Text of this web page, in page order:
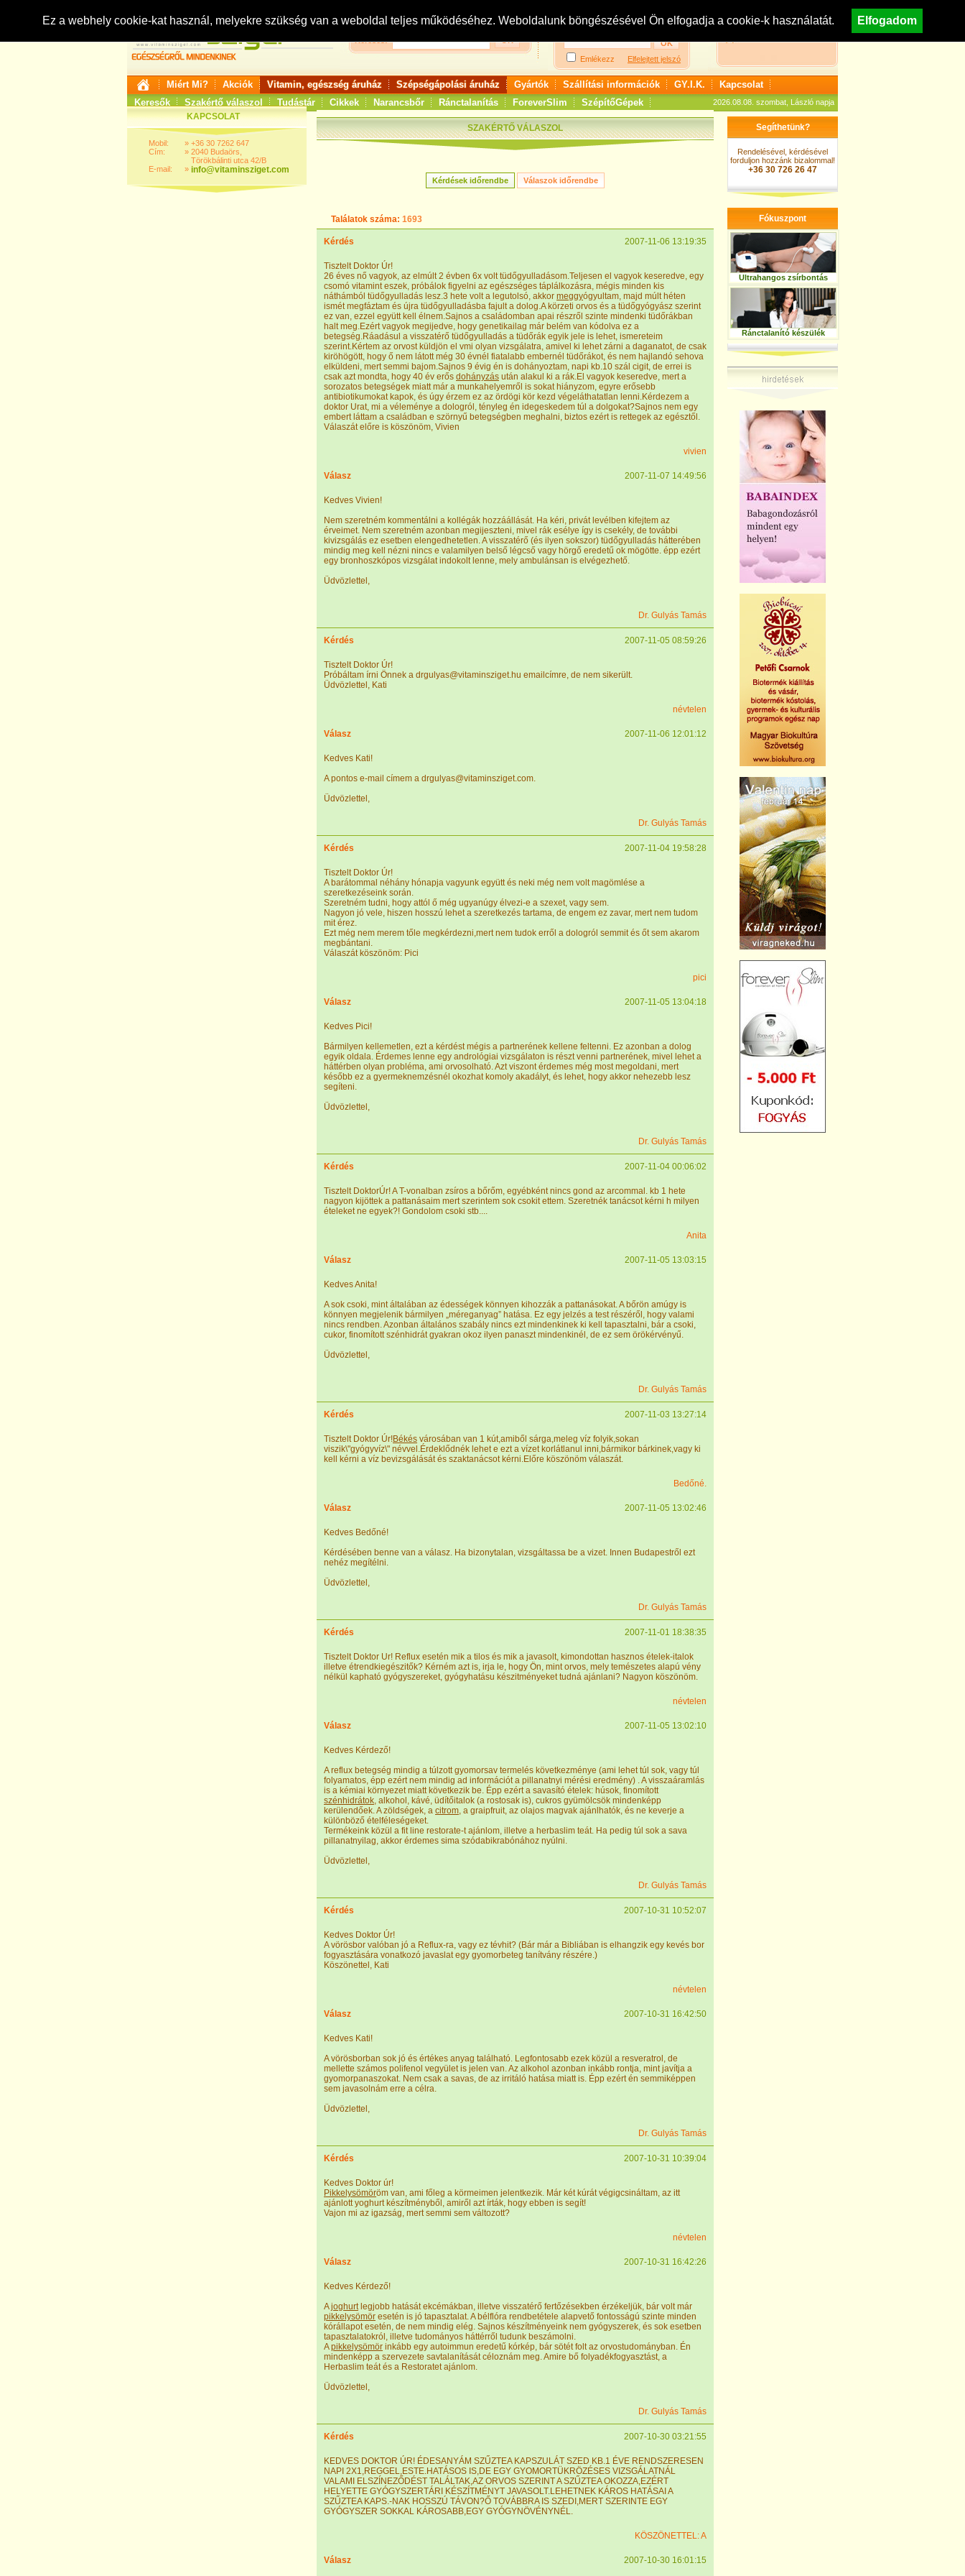
Ez a webhely cookie-kat használ, melyekre szükség van a weboldal teljes működéséhez. Weboldalunk böngészésével Ön elfogadja a cookie-k használatát. Elfogadom
Keresés:
Bejelentkezés: Regisztráció
Emlékezz Elfelejtett jelszó
Nézzen körül áruházunkban!
Miért Mi? Akciók Vitamin, egészség áruház Szépségápolási áruház Gyártók Szállítási információk GY.I.K.
Kapcsolat
Keresők
Szakértő válaszol Tudástár Cikkek Narancsbőr Ránctalanítás ForeverSlim SzépítőGépek 2026.08.08. szombat, László napja
KAPCSOLAT
Mobil:
Cím:
E-mail:
»
»
»
+36 30 7262 647
2040 Budaörs,
Törökbálinti utca 42/B
info@vitaminsziget.com
SZAKÉRTŐ VÁLASZOL
Találatok száma: 1693
Kérdés 2007-11-06 13:19:35
Tisztelt Doktor Úr!
26 éves nő vagyok, az elmúlt 2 évben 6x volt tüdőgyulladásom.Teljesen el vagyok keseredve, egy
csomó vitamint eszek, próbálok figyelni az egészséges táplálkozásra, mégis minden kis
náthámból tüdőgyulladás lesz.3 hete volt a legutolsó, akkor meggyógyultam, majd múlt héten
ismét megfáztam és újra tüdőgyulladásba fajult a dolog.A körzeti orvos és a tüdőgyógyász szerint
ez van, ezzel együtt kell élnem.Sajnos a családomban apai részről szinte mindenki tüdőrákban
halt meg.Ezért vagyok megijedve, hogy genetikailag már belém van kódolva ez a
betegség.Ráadásul a visszatérő tüdőgyulladás a tüdőrák egyik jele is lehet, ismereteim
szerint.Kértem az orvost küldjön el vmi olyan vizsgálatra, amivel ki lehet zárni a daganatot, de csak
kiröhögött, hogy ő nem látott még 30 évnél fiatalabb embernél tüdőrákot, és nem hajlandó sehova
elküldeni, mert semmi bajom.Sajnos 9 évig én is dohányoztam, napi kb.10 szál cigit, de errei is
csak azt mondta, hogy 40 év erős dohányzás után alakul ki a rák.El vagyok keseredve, mert a
sorozatos betegségek miatt már a munkahelyemről is sokat hiányzom, egyre erősebb
antibiotikumokat kapok, és úgy érzem ez az ördögi kör kezd végeláthatatlan lenni.Kérdezem a
doktor Urat, mi a véleménye a dologról, tényleg én idegeskedem túl a dolgokat?Sajnos nem egy
embert láttam a családban e szörnyű betegségben meghalni, biztos ezért is rettegek az egésztől.
Válaszát előre is köszönöm, Vivien
vivien
Válasz 2007-11-07 14:49:56
Kedves Vivien!
Nem szeretném kommentálni a kollégák hozzáállását. Ha kéri, privát levélben kifejtem az
érveimet. Nem szeretném azonban megijeszteni, mivel rák esélye így is csekély, de további
kivizsgálás ez esetben elengedhetetlen. A visszatérő (és ilyen sokszor) tüdőgyulladás hátterében
mindig meg kell nézni nincs e valamilyen belső légcső vagy hörgő eredetű ok mögötte. épp ezért
egy bronhoszkópos vizsgálat indokolt lenne, mely ambulánsan is elvégezhető.
Üdvözlettel,
Dr. Gulyás Tamás
Kérdés 2007-11-05 08:59:26
Tisztelt Doktor Úr!
Próbáltam írni Önnek a drgulyas@vitaminsziget.hu emailcímre, de nem sikerült.
Üdvözlettel, Kati
névtelen
Válasz 2007-11-06 12:01:12
Kedves Kati!
A pontos e-mail címem a drgulyas@vitaminsziget.com.
Üdvözlettel,
Dr. Gulyás Tamás
Kérdés 2007-11-04 19:58:28
Tisztelt Doktor Úr!
A barátommal néhány hónapja vagyunk együtt és neki még nem volt magömlése a
szeretkezéseink során.
Szeretném tudni, hogy attól ő még ugyanúgy élvezi-e a szexet, vagy sem.
Nagyon jó vele, hiszen hosszú lehet a szeretkezés tartama, de engem ez zavar, mert nem tudom
mit érez.
Ezt még nem merem tőle megkérdezni,mert nem tudok erről a dologról semmit és őt sem akarom
megbántani.
Válaszát köszönöm: Pici
pici
Válasz 2007-11-05 13:04:18
Kedves Pici!
Bármilyen kellemetlen, ezt a kérdést mégis a partnerének kellene feltenni. Ez azonban a dolog
egyik oldala. Érdemes lenne egy andrológiai vizsgálaton is részt venni partnerének, mivel lehet a
háttérben olyan probléma, ami orvosolható. Azt viszont érdemes még most megoldani, mert
később ez a gyermeknemzésnél okozhat komoly akadályt, és lehet, hogy akkor nehezebb lesz
segíteni.
Üdvözlettel,
Dr. Gulyás Tamás
Kérdés 2007-11-04 00:06:02
Tisztelt DoktorÚr! A T-vonalban zsíros a bőrőm, egyébként nincs gond az arcommal. kb 1 hete
nagyon kijöttek a pattanásaim mert szerintem sok csokit ettem. Szeretnék tanácsot kérni h milyen
ételeket ne egyek?! Gondolom csoki stb....
Anita
Válasz 2007-11-05 13:03:15
Kedves Anita!
A sok csoki, mint általában az édességek könnyen kihozzák a pattanásokat. A bőrön amúgy is
könnyen megjelenik bármilyen „méreganyag” hatása. Ez egy jelzés a test részéről, hogy valami
nincs rendben. Azonban általános szabály nincs ezt mindenkinek ki kell tapasztalni, bár a csoki,
cukor, finomított szénhidrát gyakran okoz ilyen panaszt mindenkinél, de ez sem örökérvényű.
Üdvözlettel,
Dr. Gulyás Tamás
Kérdés 2007-11-03 13:27:14
Tisztelt Doktor Úr!Békés városában van 1 kút,amiből sárga,meleg víz folyik,sokan
viszik\"gyógyvíz\" névvel.Érdeklődnék lehet e ezt a vízet korlátlanul inni,bármikor bárkinek,vagy ki
kell kérni a víz bevizsgálását és szaktanácsot kérni.Előre köszönöm válaszát.
Bedőné.
Válasz 2007-11-05 13:02:46
Kedves Bedőné!
Kérdésében benne van a válasz. Ha bizonytalan, vizsgáltassa be a vizet. Innen Budapestről ezt
nehéz megítélni.
Üdvözlettel,
Dr. Gulyás Tamás
Kérdés 2007-11-01 18:38:35
Tisztelt Doktor Ur! Reflux esetén mik a tilos és mik a javasolt, kimondottan hasznos ételek-italok
illetve étrendkiegészitők? Kérném azt is, irja le, hogy Ön, mint orvos, mely temészetes alapú vény
nélkül kapható gyógyszereket, gyógyhatásu készitményeket tudná ajánlani? Nagyon köszönöm.
névtelen
Válasz 2007-11-05 13:02:10
Kedves Kérdező!
A reflux betegség mindig a túlzott gyomorsav termelés következménye (ami lehet túl sok, vagy túl
folyamatos, épp ezért nem mindig ad információt a pillanatnyi mérési eredmény) . A visszaáramlás
is a kémiai környezet miatt következik be. Épp ezért a savasító ételek: húsok, finomított
szénhidrátok, alkohol, kávé, üdítőitalok (a rostosak is), cukros gyümölcsök mindenképp
kerülendőek. A zöldségek, a citrom, a graipfruit, az olajos magvak ajánlhatók, és ne keverje a
különböző ételféleségeket.
Termékeink közül a fit line restorate-t ajánlom, illetve a herbaslim teát. Ha pedig túl sok a sava
pillanatnyilag, akkor érdemes sima szódabikrabónához nyúlni.
Üdvözlettel,
Dr. Gulyás Tamás
Kérdés 2007-10-31 10:52:07
Kedves Doktor Úr!
A vörösbor valóban jó a Reflux-ra, vagy ez tévhit? (Bár már a Bibliában is elhangzik egy kevés bor
fogyasztására vonatkozó javaslat egy gyomorbeteg tanítvány részére.)
Köszönettel, Kati
névtelen
Válasz 2007-10-31 16:42:50
Kedves Kati!
A vörösborban sok jó és értékes anyag található. Legfontosabb ezek közül a resveratrol, de
mellette számos polifenol vegyület is jelen van. Az alkohol azonban inkább rontja, mint javítja a
gyomorpanaszokat. Nem csak a savas, de az irritáló hatása miatt is. Épp ezért én semmiképpen
sem javasolnám erre a célra.
Üdvözlettel,
Dr. Gulyás Tamás
Kérdés 2007-10-31 10:39:04
Kedves Doktor úr!
Pikkelysömöröm van, ami főleg a körmeimen jelentkezik. Már két kúrát végigcsináltam, az itt
ajánlott yoghurt készítményből, amiről azt írták, hogy ebben is segít!
Vajon mi az igazság, mert semmi sem változott?
névtelen
Válasz 2007-10-31 16:42:26
Kedves Kérdező!
Ajoghurtlegjobb hatását ekcémákban, illetve visszatérő fertőzésekben érzékeljük, bár volt már
pikkelysömör esetén is jó tapasztalat. A bélflóra rendbetétele alapvető fontosságú szinte minden
kórállapot esetén, de nem mindig elég. Sajnos készítményeink nem gyógyszerek, és sok esetben
tapasztalatokról, illetve tudományos háttérről tudunk beszámolni.
Apikkelysömör inkább egy autoimmun eredetű kórkép, bár sötét folt az orvostudományban. Én
mindenképp a szervezete savtalanítását céloznám meg. Amire bő folyadékfogyasztást, a
Herbaslim teát és a Restoratet ajánlom.
Üdvözlettel,
Dr. Gulyás Tamás
Kérdés 2007-10-30 03:21:55
KEDVES DOKTOR ÚR! ÉDESANYÁM SZŰZTEA KAPSZULÁT SZED KB.1 ÉVE RENDSZERESEN
NAPI 2X1,REGGEL,ESTE.HATÁSOS IS,DE EGY GYOMORTÜKRÖZÉSES VIZSGÁLATNÁL
VALAMI ELSZÍNEZŐDÉST TALÁLTAK,AZ ORVOS SZERINT A SZŰZTEA OKOZZA,EZÉRT
HELYETTE GYÓGYSZERTÁRI KÉSZÍTMÉNYT JAVASOLT.LEHETNEK KÁROS HATÁSAI A
SZŰZTEA KAPS.-NAK HOSSZÚ TÁVON?Ő TOVÁBBRA IS SZEDI,MERT SZERINTE EGY
GYÓGYSZER SOKKAL KÁROSABB,EGY GYÓGYNÖVÉNYNÉL.
KÖSZÖNETTEL: A
Válasz 2007-10-30 16:01:15
Segíthetünk?
Rendelésével, kérdésével
forduljon hozzánk bizalommal!
+36 30 726 26 47
Fókuszpont
Ultrahangos zsírbontás
Ránctalanító készülék